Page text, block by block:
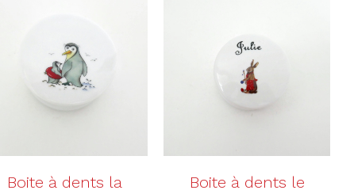
AJOUTER AU PANIER
DÉTAILS
Boite à dents la
AJOUTER AU PANIER
DÉTAILS
Boite à dents le